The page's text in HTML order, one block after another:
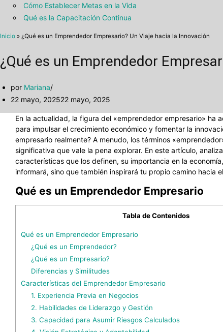
Cómo Establecer Metas en la Vida
Qué es la Capacitación Continua
Inicio » ¿Qué es un Emprendedor Empresario? Un Viaje hacia la Innovación
¿Qué es un Emprendedor
por Mariana
22 mayo, 202522 mayo, 2025
En la actualidad, la figura del «emprendedor empresario» ha
para impulsar el crecimiento económico y fomentar la
empresario realmente? A menudo, los términos
significativa que vale la pena explorar. En este artículo,
características que los definen, su importancia en la
informará, sino que también inspirará tu propio camino hacia
Qué es un Emprendedor Empresario
Tabla de Contenidos
Qué es un Emprendedor Empresario
¿Qué es un Emprendedor?
¿Qué es un Empresario?
Diferencias y Similitudes
Características del Emprendedor Empresario
1. Experiencia Previa en Negocios
2. Habilidades de Liderazgo y Gestión
3. Capacidad para Asumir Riesgos Calculados